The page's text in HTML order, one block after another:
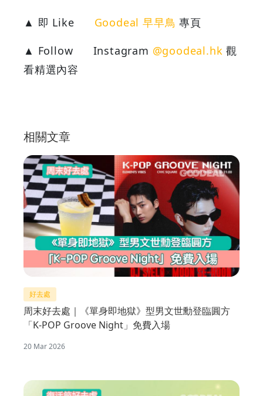
▲ 即 Like Goodeal 早早鳥 專頁
▲ Follow
Instagram @goodeal.hk 觀
看精選內容
相關文章
好去處
周末好去處｜《單身即地獄》型男文世勳登臨圓方
「K-POP Groove Night」免費入場
20 Mar 2026